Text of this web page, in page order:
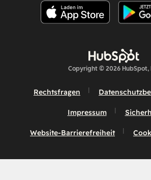
Copyright © 2026 HubSpot,
Rechtsfragen
Impressum
Website-Barrierefreiheit